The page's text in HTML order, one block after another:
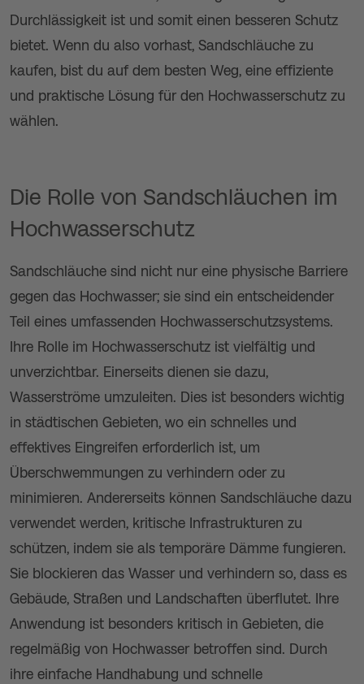
Durchlässigkeit ist und somit einen besseren Schutz
bietet. Wenn du also vorhast, Sandschläuche zu
kaufen, bist du auf dem besten Weg, eine effiziente
und praktische Lösung für den Hochwasserschutz zu
wählen.
Die Rolle von Sandschläuchen im
Hochwasserschutz
Sandschläuche sind nicht nur eine physische Barriere
gegen das Hochwasser; sie sind ein entscheidender
Teil eines umfassenden Hochwasserschutzsystems.
Ihre Rolle im Hochwasserschutz ist vielfältig und
unverzichtbar. Einerseits dienen sie dazu,
Wasserströme umzuleiten. Dies ist besonders wichtig
in städtischen Gebieten, wo ein schnelles und
effektives Eingreifen erforderlich ist, um
Überschwemmungen zu verhindern oder zu
minimieren. Andererseits können Sandschläuche dazu
verwendet werden, kritische Infrastrukturen zu
schützen, indem sie als temporäre Dämme fungieren.
Sie blockieren das Wasser und verhindern so, dass es
Gebäude, Straßen und Landschaften überflutet. Ihre
Anwendung ist besonders kritisch in Gebieten, die
regelmäßig von Hochwasser betroffen sind. Durch
ihre einfache Handhabung und schnelle